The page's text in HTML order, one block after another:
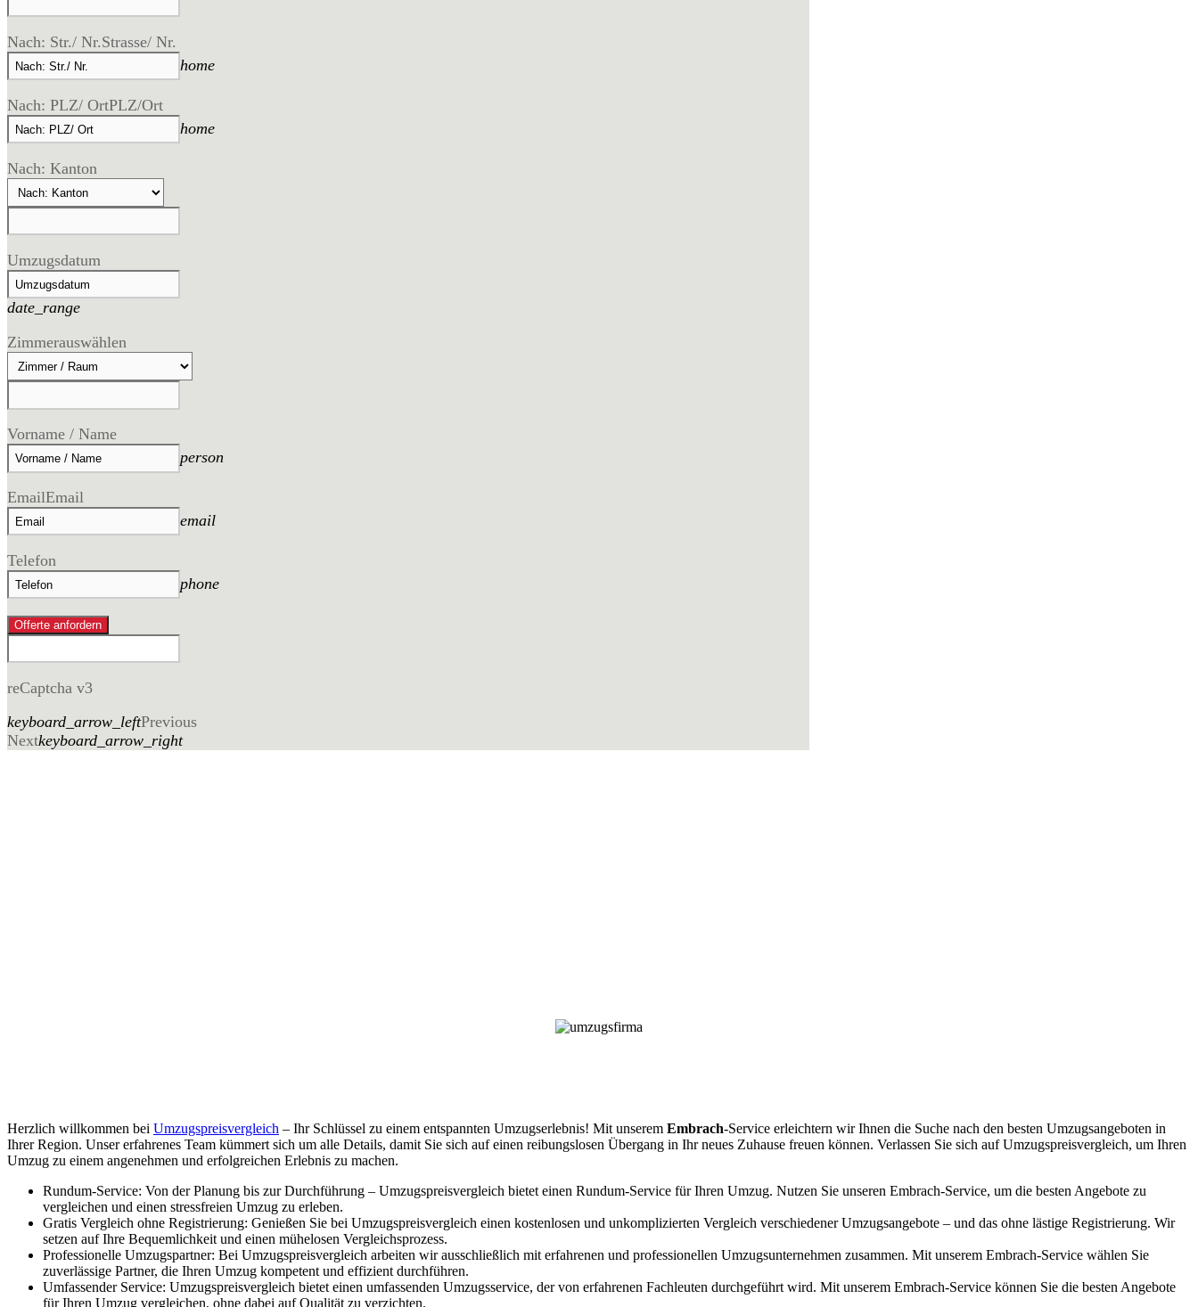
Nach: Str./ Nr.Strasse/ Nr.
home
Nach: PLZ/ OrtPLZ/Ort
home
Nach: Kanton
Umzugsdatum
date_range
Zimmerauswählen
Vorname / Name
person
EmailEmail
email
Telefon
phone
Offerte anfordern
reCaptcha v3
keyboard_arrow_leftPrevious
Nextkeyboard_arrow_right
Herzlich willkommen bei Umzugspreisvergleich – Ihr Schlüssel zu einem entspannten Umzugserlebnis! Mit unserem Embrach-Service erleichtern wir Ihnen die Suche nach den besten Umzugsangeboten in
Ihrer Region. Unser erfahrenes Team kümmert sich um alle Details, damit Sie sich auf einen reibungslosen Übergang in Ihr neues Zuhause freuen können. Verlassen Sie sich auf Umzugspreisvergleich, um Ihren
Umzug zu einem angenehmen und erfolgreichen Erlebnis zu machen.
Rundum-Service: Von der Planung bis zur Durchführung – Umzugspreisvergleich bietet einen Rundum-Service für Ihren Umzug. Nutzen Sie unseren Embrach-Service, um die besten Angebote zu
vergleichen und einen stressfreien Umzug zu erleben.
Gratis Vergleich ohne Registrierung: Genießen Sie bei Umzugspreisvergleich einen kostenlosen und unkomplizierten Vergleich verschiedener Umzugsangebote – und das ohne lästige Registrierung. Wir
setzen auf Ihre Bequemlichkeit und einen mühelosen Vergleichsprozess.
Professionelle Umzugspartner: Bei Umzugspreisvergleich arbeiten wir ausschließlich mit erfahrenen und professionellen Umzugsunternehmen zusammen. Mit unserem Embrach-Service wählen Sie
zuverlässige Partner, die Ihren Umzug kompetent und effizient durchführen.
Umfassender Service: Umzugspreisvergleich bietet einen umfassenden Umzugsservice, der von erfahrenen Fachleuten durchgeführt wird. Mit unserem Embrach-Service können Sie die besten Angebote
für Ihren Umzug vergleichen, ohne dabei auf Qualität zu verzichten.